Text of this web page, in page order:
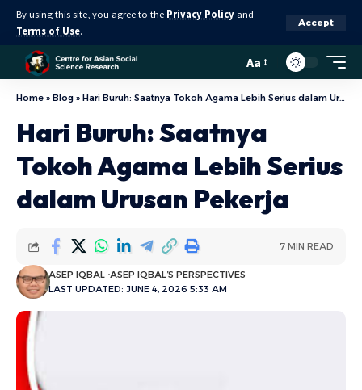
By using this site, you agree to the Privacy Policy and
Terms of Use.
Accept
Aa
Home » Blog » Hari Buruh: Saatnya Tokoh Agama Lebih Serius dalam Urusan Pekerja
Hari Buruh: Saatnya
Tokoh Agama Lebih Serius
dalam Urusan Pekerja
LAST UPDATED: JUNE 4, 2026 5:33 AM
ASEP IQBAL ASEP IQBAL’S PERSPECTIVES
7 MIN READ